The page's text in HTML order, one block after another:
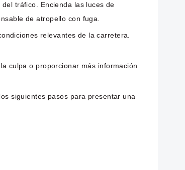
tráfico. Encienda las luces de
de atropello con fuga.
relevantes de la carretera.
culpa o proporcionar más información
siguientes pasos para presentar una